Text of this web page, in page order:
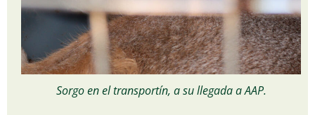
Sorgo en el transportín, a su llegada a AAP.